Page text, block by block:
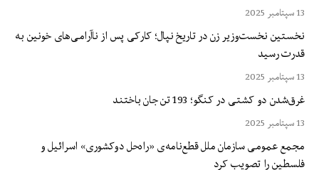
13 سپتامبر 2025
نخستین نخست‌وزیر زن در تاریخ نپال؛ کارکی پس از ناآرامی‌های خونین به
قدرت رسید
13 سپتامبر 2025
غرق‌شدن دو کشتی در کنگو؛ 193 تن جان باختند
13 سپتامبر 2025
مجمع عمومی سازمان ملل قطع‌نامه‌ی «راه‌حل دوکشوری» اسرائیل و
فلسطین را تصویب کرد